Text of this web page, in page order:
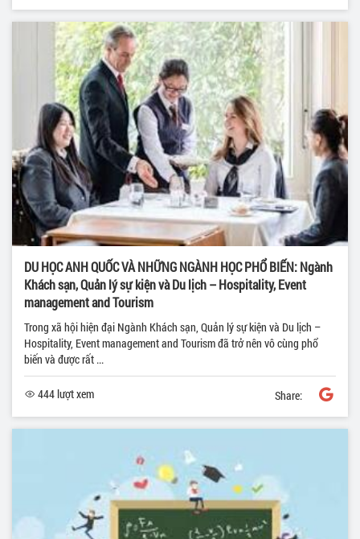
DU HỌC ANH QUỐC VÀ NHỮNG NGÀNH HỌC PHỔ BIẾN: Ngành
Khách sạn, Quản lý sự kiện và Du lịch – Hospitality, Event
management and Tourism
Trong xã hội hiện đại Ngành Khách sạn, Quản lý sự kiện và Du lịch –
Hospitality, Event management and Tourism đã trở nên vô cùng phổ
biến và được rất ...
444 lượt xem Share: